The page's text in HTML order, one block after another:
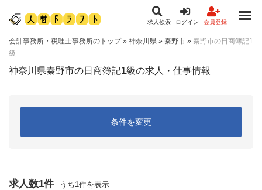
求人検索 ログイン 会員登録
会計事務所・税理士事務所のトップ» 神奈川県 » 秦野市 » 秦野市の日商簿記1
級
神奈川県秦野市の日商簿記1級の求人・仕事情報
条件を変更
求人数1件
うち1件を表示